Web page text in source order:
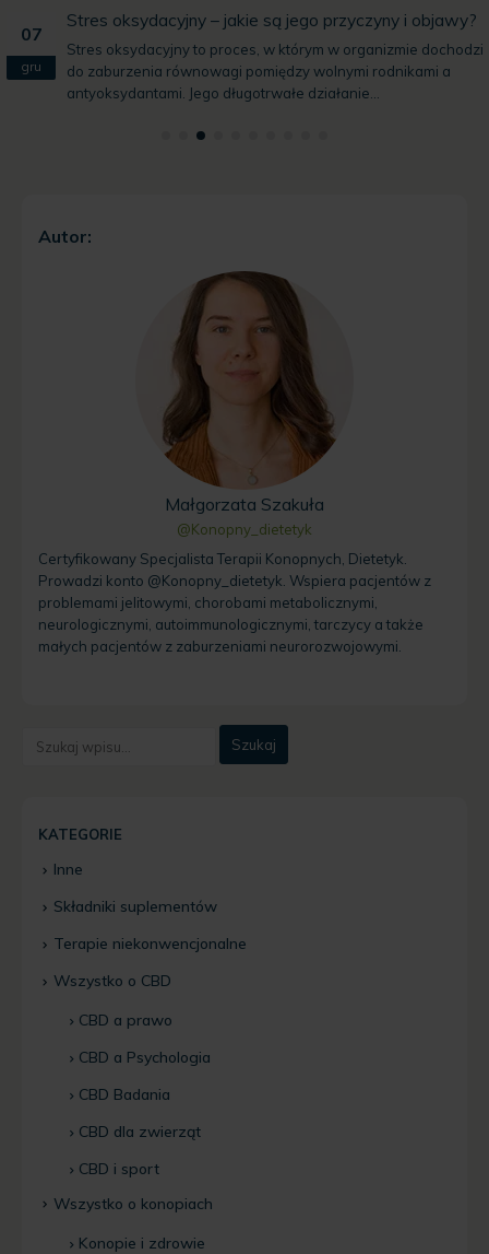
07
gru
Stres oksydacyjny – jakie są jego przyczyny i objawy?
Stres oksydacyjny to proces, w którym w organizmie dochodzi
do zaburzenia równowagi pomiędzy wolnymi rodnikami a
antyoksydantami. Jego długotrwałe działanie...
Autor:
Małgorzata Szakuła
@Konopny_dietetyk
Certyfikowany Specjalista Terapii Konopnych, Dietetyk.
Prowadzi konto @Konopny_dietetyk. Wspiera pacjentów z
problemami jelitowymi, chorobami metabolicznymi,
neurologicznymi, autoimmunologicznymi, tarczycy a także
małych pacjentów z zaburzeniami neurorozwojowymi.
KATEGORIE
Inne
Składniki suplementów
Terapie niekonwencjonalne
Wszystko o CBD
CBD a prawo
CBD a Psychologia
CBD Badania
CBD dla zwierząt
CBD i sport
Wszystko o konopiach
Konopie i zdrowie